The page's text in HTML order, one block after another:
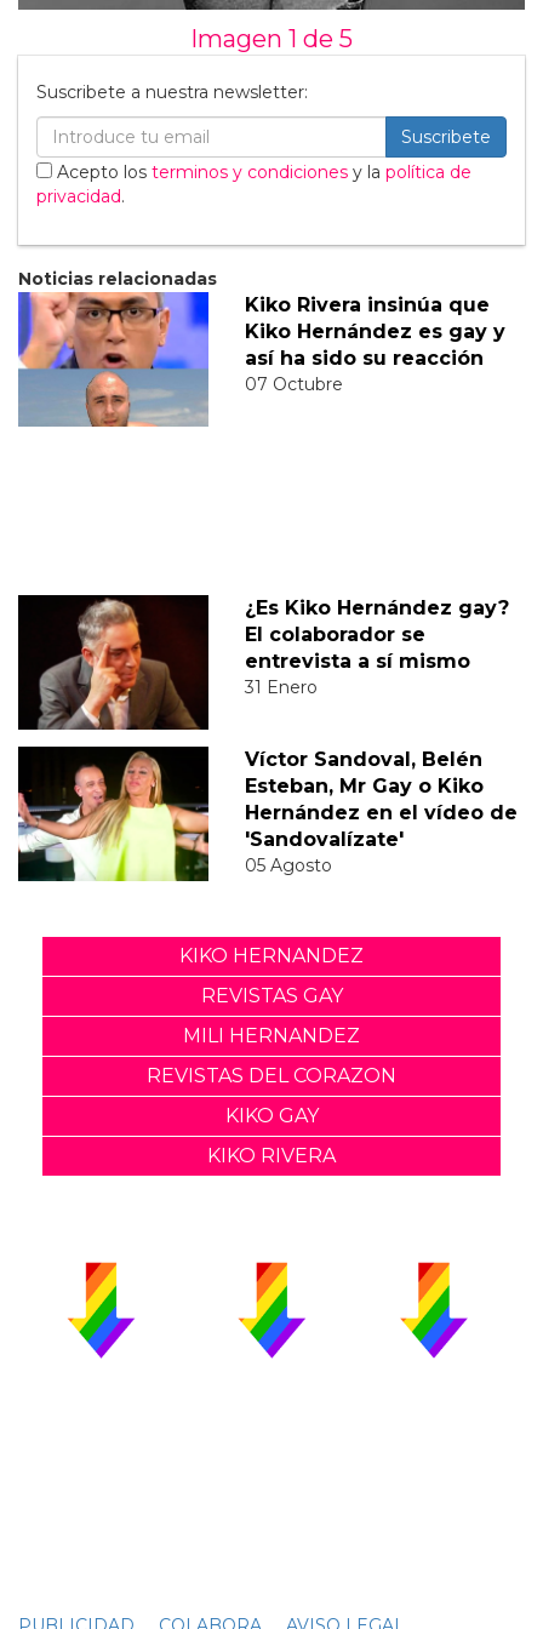
Imagen 1 de 5
Suscribete a nuestra newsletter:
Suscribete
Acepto los terminos y condiciones y la política de
privacidad.
Noticias relacionadas
Kiko Rivera insinúa que
Kiko Hernández es gay y
así ha sido su reacción
07 Octubre
¿Es Kiko Hernández gay?
El colaborador se
entrevista a sí mismo
31 Enero
Víctor Sandoval, Belén
Esteban, Mr Gay o Kiko
Hernández en el vídeo de
'Sandovalízate'
05 Agosto
KIKO HERNANDEZ
REVISTAS GAY
MILI HERNANDEZ
REVISTAS DEL CORAZON
KIKO GAY
KIKO RIVERA